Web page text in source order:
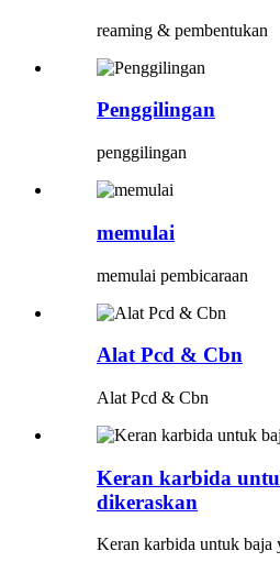
reaming & pembentukan
Penggilingan
penggilingan
memulai
memulai pembicaraan
Alat Pcd & Cbn
Alat Pcd & Cbn
Keran karbida
dikeraskan
Keran karbida untuk baja